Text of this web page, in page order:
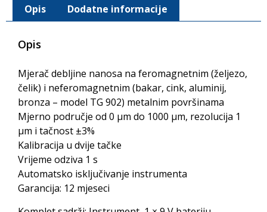
Opis Dodatne informacije
Opis
Mjerač debljine nanosa na feromagnetnim (željezo,
čelik) i neferomagnetnim (bakar, cink, aluminij,
bronza – model TG 902) metalnim površinama
Mjerno područje od 0 µm do 1000 µm, rezolucija 1
µm i tačnost ±3%
Kalibracija u dvije tačke
Vrijeme odziva 1 s
Automatsko isključivanje instrumenta
Garancija: 12 mjeseci